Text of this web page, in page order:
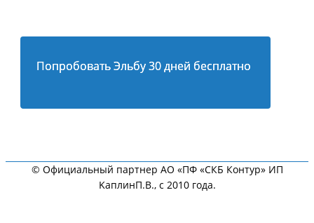
Попробовать Эльбу 30 дней бесплатно
© Официальный партнер АО «ПФ «СКБ Контур» ИП
KaплинП.В., с 2010 года.